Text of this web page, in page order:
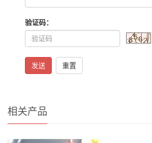
验证码：
发送 重置
相关产品